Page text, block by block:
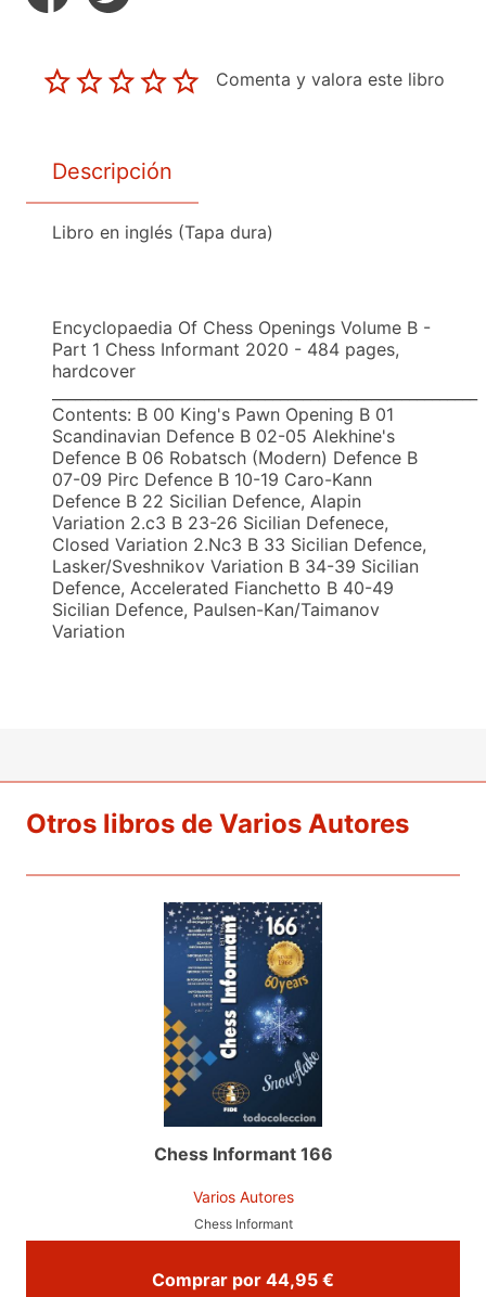
Comenta y valora este libro
Descripción
Libro en inglés (Tapa dura)
Encyclopaedia Of Chess Openings Volume B -
Part 1 Chess Informant 2020 - 484 pages,
hardcover
Contents: B 00 King's Pawn Opening B 01
Scandinavian Defence B 02-05 Alekhine's
Defence B 06 Robatsch (Modern) Defence B
07-09 Pirc Defence B 10-19 Caro-Kann
Defence B 22 Sicilian Defence, Alapin
Variation 2.c3 B 23-26 Sicilian Defenece,
Closed Variation 2.Nc3 B 33 Sicilian Defence,
Lasker/Sveshnikov Variation B 34-39 Sicilian
Defence, Accelerated Fianchetto B 40-49
Sicilian Defence, Paulsen-Kan/Taimanov
Variation
Otros libros de Varios Autores
Chess Informant 166
Varios Autores
Chess Informant
Comprar por 44,95 €